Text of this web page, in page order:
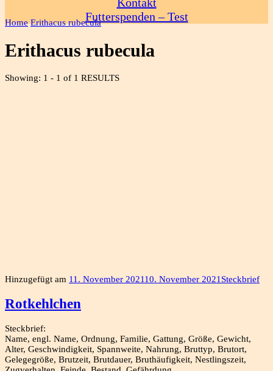
Futterspenden – Test
Home Erithacus rubecula
Erithacus rubecula
Showing: 1 - 1 of 1 RESULTS
Hinzugefügt am 11. November 202110. November 2021 Steckbrief
Rotkehlchen
Steckbrief:
Name, engl. Name, Ordnung, Familie, Gattung, Größe, Gewicht,
Alter, Geschwindigkeit, Spannweite, Nahrung, Bruttyp, Brutort,
Gelegegröße, Brutzeit, Brutdauer, Bruthäufigkeit, Nestlingszeit,